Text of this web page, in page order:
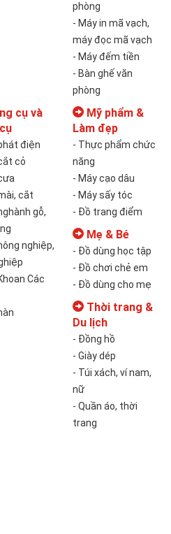
phòng
- Máy in mã vạch,
máy đọc mã vạch
- Máy đếm tiền
- Bàn ghế văn
phòng
cụ và
điện
cỏ
cắt
gỗ,
nghiệp,
Các
Mỹ phẩm &
Làm đẹp
- Thực phẩm chức
năng
- Máy cạo dâu
- Máy sấy tóc
- Đồ trang điểm
Mẹ & Bé
- Đồ dùng học tập
- Đồ chơi chẻ em
- Đồ dùng cho mẹ
Thời trang &
Du lịch
- Đồng hồ
- Giày dép
- Túi xách, ví nam,
nữ
- Quần áo, thời
trang